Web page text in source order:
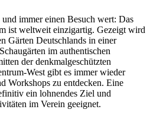
immer einen Besuch wert: Das
ist weltweit einzigartig. Gezeigt wird
Gärten Deutschlands in einer
im authentischen
der denkmalgeschützten
West gibt es immer wieder
Workshops zu entdecken. Eine
ein lohnendes Ziel und
im Verein geeignet.